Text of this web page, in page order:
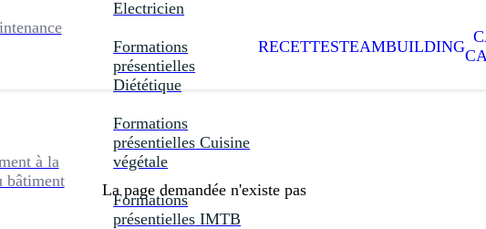
à la
bâtiment
Electricien
Formations
présentielles
Diététique
Formations
présentielles Cuisine
végétale
Formations
présentielles IMTB
RECETTESTEAMBUILDING
La page demandée n'existe pas